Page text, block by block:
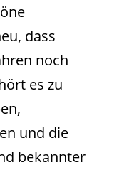
dass
noch
es zu
und die
bekannter